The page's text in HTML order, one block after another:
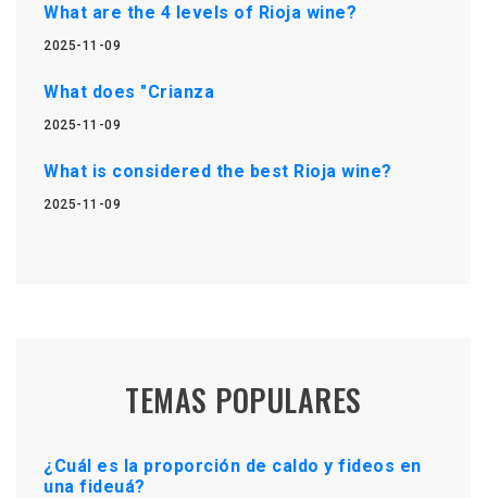
What are the 4 levels of Rioja wine?
2025-11-09
What does "Crianza
2025-11-09
What is considered the best Rioja wine?
2025-11-09
TEMAS POPULARES
¿Cuál es la proporción de caldo y fideos en
una fideuá?